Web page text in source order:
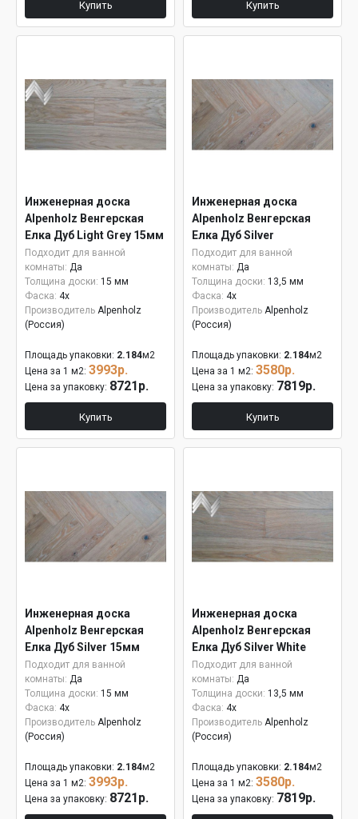
Купить Купить
Инженерная доска
Alpenholz Венгерская
Елка Дуб Light Grey 15мм
Подходит для ванной
комнаты: Да
Толщина доски: 15 мм
Фаска: 4x
Производитель Alpenholz
(Россия)
Площадь упаковки: 2.184м2
Цена за 1 м2: 3993р.
Цена за упаковку: 8721р.
Купить
Инженерная доска
Alpenholz Венгерская
Елка Дуб Silver
Подходит для ванной
комнаты: Да
Толщина доски: 13,5 мм
Фаска: 4x
Производитель Alpenholz
(Россия)
Площадь упаковки: 2.184м2
Цена за 1 м2: 3580р.
Цена за упаковку: 7819р.
Купить
Инженерная доска
Alpenholz Венгерская
Елка Дуб Silver 15мм
Подходит для ванной
комнаты: Да
Толщина доски: 15 мм
Фаска: 4x
Производитель Alpenholz
(Россия)
Площадь упаковки: 2.184м2
Цена за 1 м2: 3993р.
Цена за упаковку: 8721р.
Инженерная доска
Alpenholz Венгерская
Елка Дуб Silver White
Подходит для ванной
комнаты: Да
Толщина доски: 13,5 мм
Фаска: 4x
Производитель Alpenholz
(Россия)
Площадь упаковки: 2.184м2
Цена за 1 м2: 3580р.
Цена за упаковку: 7819р.